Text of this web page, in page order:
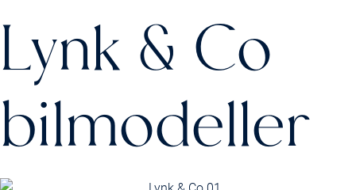
Lynk & Co
bilmodeller